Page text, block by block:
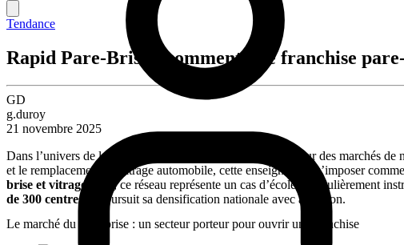
Tendance
Rapid Pare-Brise : comment une franchise
GD
g.duroy
21 novembre 2025
Dans l’univers de la franchise, certains concepts émergent sur des marchés
et le remplacement de vitrage automobile, cette enseigne a su s’imposer
brise et vitrage auto
, ce réseau représente un cas d’école particulièrement
de 300 centres
et poursuit sa densification nationale avec ambition.
Le marché du pare-brise : un secteur porteur pour ouvrir une franchise